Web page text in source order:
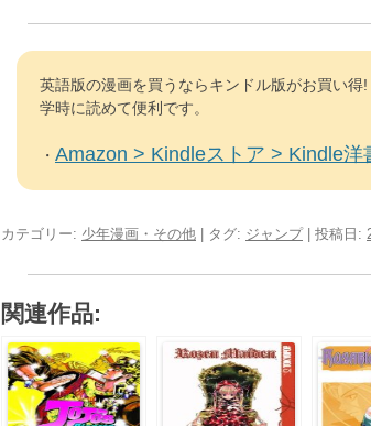
英語版の漫画を買うならキンドル版がお買い
学時に読めて便利です。
・ Amazon > Kindleストア > Kindle洋
カテゴリー: 少年漫画・その他 | タグ: ジャンプ| 投稿日:
関連作品: